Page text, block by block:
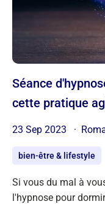
Séance d'hypnose pour dormir : comment
cette pratique
23 Sep 2023
bien-être & lifestyle
Si vous du mal à
l'hypnose pour